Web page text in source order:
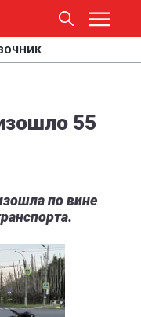
55
по вине